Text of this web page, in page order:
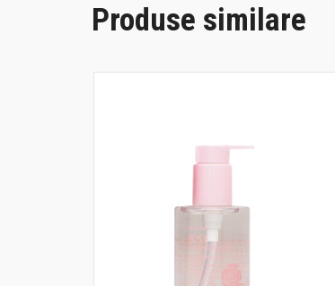
Produse similare